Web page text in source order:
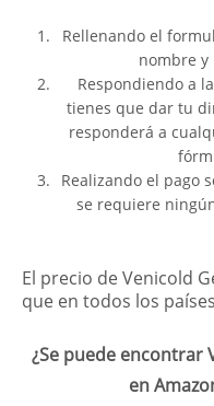
Rellenando el
nombre y
Respondiendo a
tienes que dar tu
responderá a
Realizando el pago
se requiere
El precio de Venicold
que en todos los
¿Se puede encontrar
en